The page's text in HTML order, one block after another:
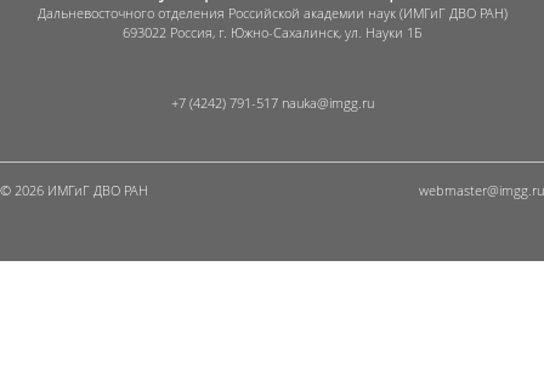
Дальневосточного отделения Российской академии наук (ИМГиГ ДВО РАН)
693022 Россия, г. Южно-Сахалинск, ул. Науки 1Б
+7 (4242) 791-517
© 2026 ИМГиГ ДВО РАН